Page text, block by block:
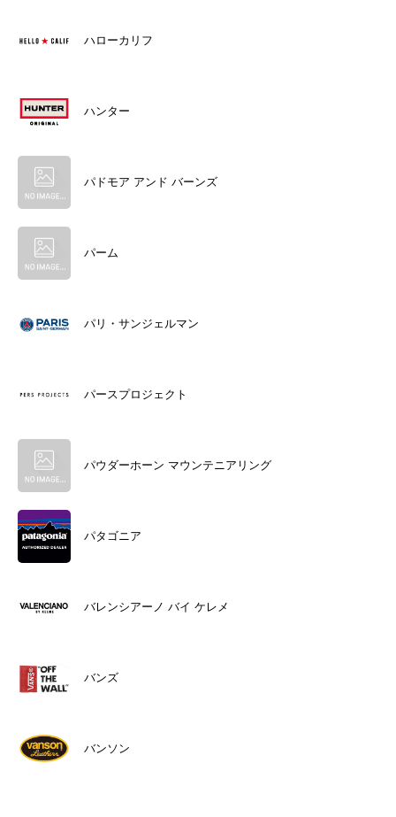
ハローカリフ
ハンター
パドモア アンド バーンズ
パーム
パリ・サンジェルマン
パースプロジェクト
パウダーホーン マウンテニアリング
パタゴニア
バレンシアーノ バイ ケレメ
バンズ
バンソン